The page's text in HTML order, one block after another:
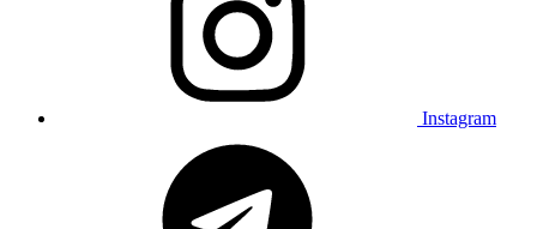
Instagram